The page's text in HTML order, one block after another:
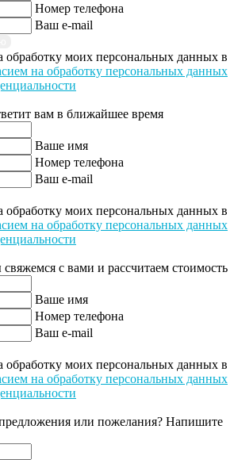
Номер телефона
Ваш e-mail
обработку моих персональных данных в
на обработку персональных данных
вам в ближайшее время
Ваше имя
Номер телефона
Ваш e-mail
обработку моих персональных данных в
на обработку персональных данных
с вами и рассчитаем стоимость
Ваше имя
Номер телефона
Ваш e-mail
обработку моих персональных данных в
на обработку персональных данных
или пожелания? Напишите